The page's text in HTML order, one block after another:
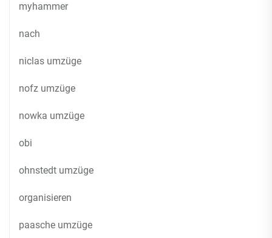
myhammer
nach
niclas umzüge
nofz umzüge
nowka umzüge
obi
ohnstedt umzüge
organisieren
paasche umzüge